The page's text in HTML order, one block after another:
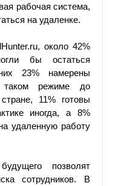
рабочая система,
на удаленке.
около 42%
бы остаться
23% намерены
таком режиме до
11% готовы
иногда, а 8%
удаленную работу
позволят
сотрудников. В